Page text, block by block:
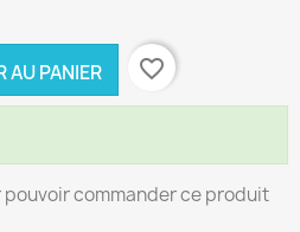
AU PANIER favorite_border
commander ce produit